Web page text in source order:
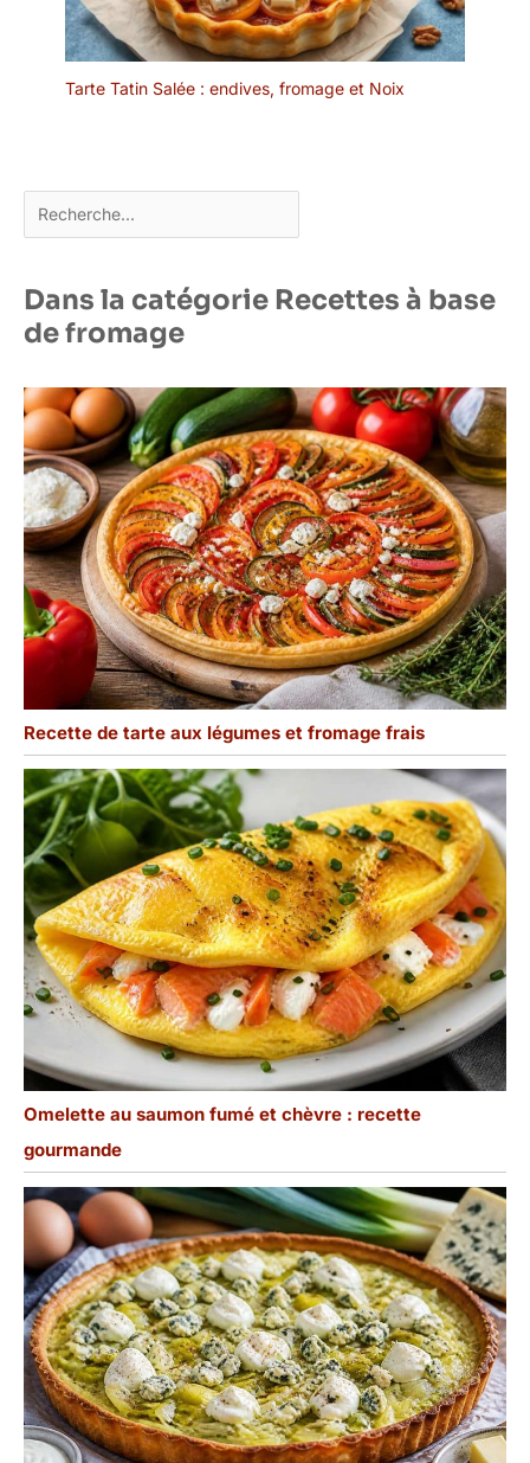
lave-vaisselle
Tarte Tatin Salée : endives, fromage et Noix
Rechercher
Dans la catégorie Recettes à base
de fromage
Recette de tarte aux légumes et fromage frais
Omelette au saumon fumé et chèvre : recette
gourmande